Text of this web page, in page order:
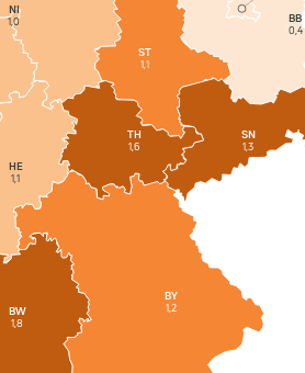
BW
1,8
BY
1,2
BB
0,4
HE
1,1
NI
1,0
ST
1,1
SN
1,3
TH
1,6